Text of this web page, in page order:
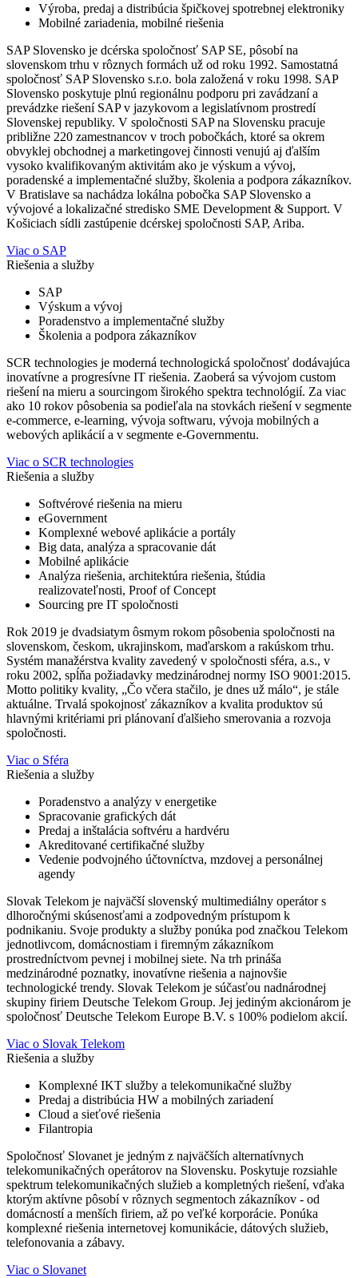
Výroba, predaj a distribúcia špičkovej spotrebnej elektroniky
Mobilné zariadenia, mobilné riešenia
SAP Slovensko je dcérska spoločnosť SAP SE, pôsobí na
slovenskom trhu v rôznych formách už od roku 1992. Samostatná
spoločnosť SAP Slovensko s.r.o. bola založená v roku 1998. SAP
Slovensko poskytuje plnú regionálnu podporu pri zavádzaní a
prevádzke riešení SAP v jazykovom a legislatívnom prostredí
Slovenskej republiky. V spoločnosti SAP na Slovensku pracuje
približne 220 zamestnancov v troch pobočkách, ktoré sa okrem
obvyklej obchodnej a marketingovej činnosti venujú aj ďalším
vysoko kvalifikovaným aktivitám ako je výskum a vývoj,
poradenské a implementačné služby, školenia a podpora zákazníkov.
V Bratislave sa nachádza lokálna pobočka SAP Slovensko a
vývojové a lokalizačné stredisko SME Development & Support. V
Košiciach sídli zastúpenie dcérskej spoločnosti SAP, Ariba.
Viac o SAP
Riešenia a služby
SAP
Výskum a vývoj
Poradenstvo a implementačné služby
Školenia a podpora zákazníkov
SCR technologies je moderná technologická spoločnosť dodávajúca
inovatívne a progresívne IT riešenia. Zaoberá sa vývojom custom
riešení na mieru a sourcingom širokého spektra technológií. Za viac
ako 10 rokov pôsobenia sa podieľala na stovkách riešení v segmente
e-commerce, e-learning, vývoja softwaru, vývoja mobilných a
webových aplikácií a v segmente e-Governmentu.
Viac o SCR technologies
Riešenia a služby
Softvérové riešenia na mieru
eGovernment
Komplexné webové aplikácie a portály
Big data, analýza a spracovanie dát
Mobilné aplikácie
Analýza riešenia, architektúra riešenia, štúdia
realizovateľnosti, Proof of Concept
Sourcing pre IT spoločnosti
Rok 2019 je dvadsiatym ôsmym rokom pôsobenia spoločnosti na
slovenskom, českom, ukrajinskom, maďarskom a rakúskom trhu.
Systém manažérstva kvality zavedený v spoločnosti sféra, a.s., v
roku 2002, spĺňa požiadavky medzinárodnej normy ISO 9001:2015.
Motto politiky kvality, „Čo včera stačilo, je dnes už málo“, je stále
aktuálne. Trvalá spokojnosť zákazníkov a kvalita produktov sú
hlavnými kritériami pri plánovaní ďalšieho smerovania a rozvoja
spoločnosti.
Viac o Sféra
Riešenia a služby
Poradenstvo a analýzy v energetike
Spracovanie grafických dát
Predaj a inštalácia softvéru a hardvéru
Akreditované certifikačné služby
Vedenie podvojného účtovníctva, mzdovej a personálnej
agendy
Slovak Telekom je najväčší slovenský multimediálny operátor s
dlhoročnými skúsenosťami a zodpovedným prístupom k
podnikaniu. Svoje produkty a služby ponúka pod značkou Telekom
jednotlivcom, domácnostiam i firemným zákazníkom
prostredníctvom pevnej i mobilnej siete. Na trh prináša
medzinárodné poznatky, inovatívne riešenia a najnovšie
technologické trendy. Slovak Telekom je súčasťou nadnárodnej
skupiny firiem Deutsche Telekom Group. Jej jediným akcionárom je
spoločnosť Deutsche Telekom Europe B.V. s 100% podielom akcií.
Viac o Slovak Telekom
Riešenia a služby
Komplexné IKT služby a telekomunikačné služby
Predaj a distribúcia HW a mobilných zariadení
Cloud a sieťové riešenia
Filantropia
Spoločnosť Slovanet je jedným z najväčších alternatívnych
telekomunikačných operátorov na Slovensku. Poskytuje rozsiahle
spektrum telekomunikačných služieb a kompletných riešení, vďaka
ktorým aktívne pôsobí v rôznych segmentoch zákazníkov - od
domácností a menších firiem, až po veľké korporácie. Ponúka
komplexné riešenia internetovej komunikácie, dátových služieb,
telefonovania a zábavy.
Viac o Slovanet